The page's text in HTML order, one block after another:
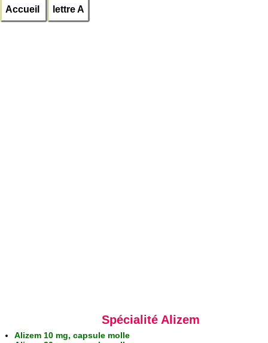
Accueil lettre A
Spécialité Alizem
Alizem 10 mg, capsule molle